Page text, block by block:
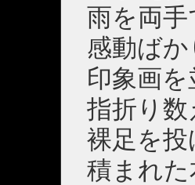
雨を両
感動ば
印象画を
指折り
裸足を投
積まれた